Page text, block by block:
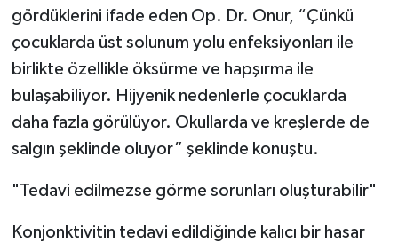
gördüklerini ifade eden Op. Dr. Onur, “Çünkü
çocuklarda üst solunum yolu enfeksiyonları ile
birlikte özellikle öksürme ve hapşırma ile
bulaşabiliyor. Hijyenik nedenlerle çocuklarda
daha fazla görülüyor. Okullarda ve kreşlerde de
salgın şeklinde oluyor” şeklinde konuştu.
"Tedavi edilmezse görme sorunları oluşturabilir"
Konjonktivitin tedavi edildiğinde kalıcı bir hasar